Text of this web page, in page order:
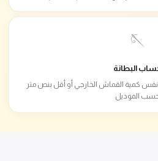
🪡
البطانة
كمية القماش الخارجي أو أقل بنص متر
الموديل